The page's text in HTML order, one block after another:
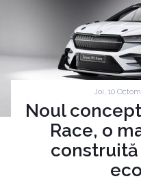
Joi, 10
Noul
Race, o